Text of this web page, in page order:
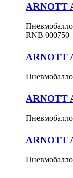
ARNOTT
RNB 000750
ARNOTT
ARNOTT
ARNOTT